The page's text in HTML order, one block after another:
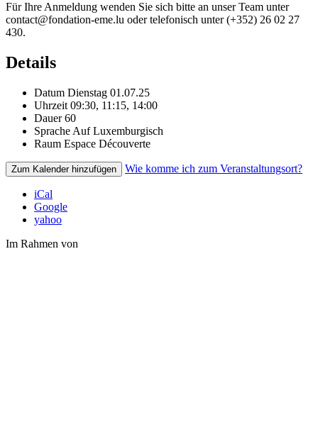
Für Ihre Anmeldung wenden Sie sich bitte an unser Team unter
contact@fondation-eme.lu oder telefonisch unter (+352) 26 02 27
430.
Details
Datum Dienstag 01.07.25
Uhrzeit 09:30, 11:15, 14:00
Dauer 60
Sprache Auf Luxemburgisch
Raum Espace Découverte
Zum Kalender hinzufügen Wie komme ich zum Veranstaltungsort?
iCal
Google
yahoo
Im Rahmen von